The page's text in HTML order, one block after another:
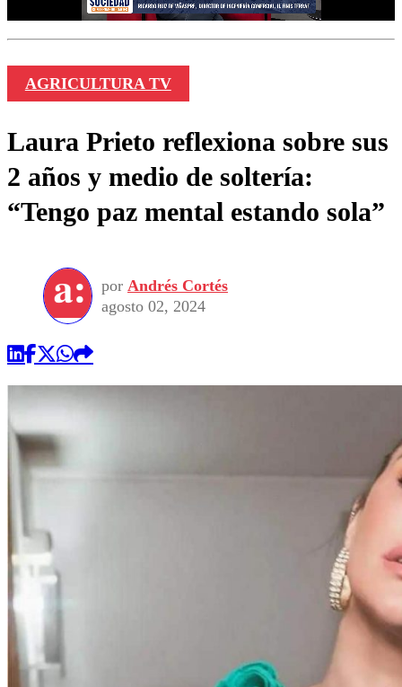
AGRICULTURA TV
Laura Prieto reflexiona sobre sus
2 años y medio de soltería:
“Tengo paz mental estando sola”
por Andrés Cortés
agosto 02, 2024